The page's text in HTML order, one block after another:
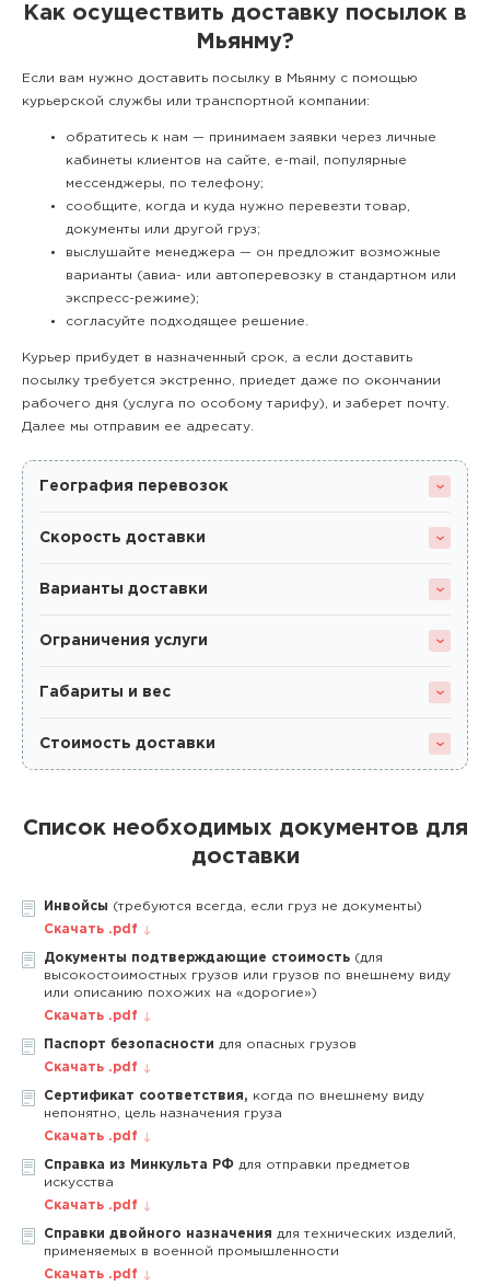
Как осуществить доставку посылок в
Мьянму?
Если вам нужно доставить посылку в Мьянму с помощью
курьерской службы или транспортной компании:
обратитесь к нам — принимаем заявки через личные
кабинеты клиентов на сайте, e-mail, популярные
мессенджеры, по телефону;
сообщите, когда и куда нужно перевезти товар,
документы или другой груз;
выслушайте менеджера — он предложит возможные
варианты (авиа- или автоперевозку в стандартном или
экспресс-режиме);
согласуйте подходящее решение.
Курьер прибудет в назначенный срок, а если доставить
посылку требуется экстренно, приедет даже по окончании
рабочего дня (услуга по особому тарифу), и заберет почту.
Далее мы отправим ее адресату.
География перевозок
Скорость доставки
Варианты доставки
Ограничения услуги
Габариты и вес
Стоимость доставки
Список необходимых документов для
доставки
Инвойсы (требуются всегда, если груз не документы)
Скачать .pdf
Документы подтверждающие стоимость (для
высокостоимостных грузов или грузов по внешнему виду
или описанию похожих на «дорогие»)
Скачать .pdf
Паспорт безопасности для опасных грузов
Скачать .pdf
Сертификат соответствия, когда по внешнему виду
непонятно, цель назначения груза
Скачать .pdf
Справка из Минкульта РФ для отправки предметов
искусства
Скачать .pdf
Справки двойного назначения для технических изделий,
применяемых в военной промышленности
Скачать .pdf